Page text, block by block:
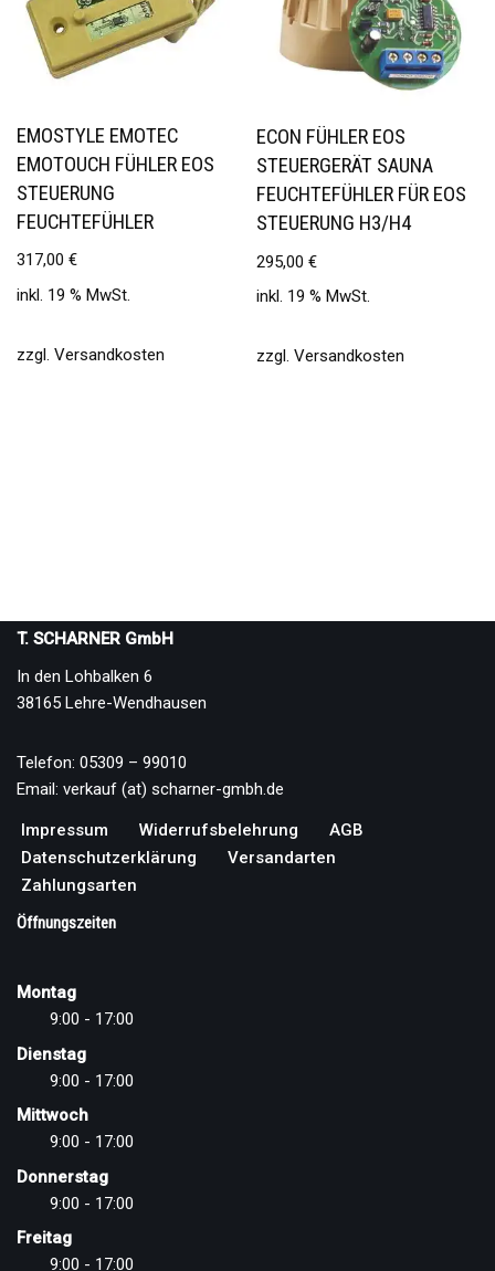
EMOSTYLE EMOTEC
EMOTOUCH FÜHLER EOS
STEUERUNG
FEUCHTEFÜHLER
317,00 €
inkl. 19 % MwSt.
zzgl. Versandkosten
ECON FÜHLER EOS
STEUERGERÄT SAUNA
FEUCHTEFÜHLER FÜR EOS
STEUERUNG H3/H4
295,00€
inkl. 19 % MwSt.
zzgl.Versandkosten
T. SCHARNER GmbH
In den Lohbalken 6
38165 Lehre-Wendhausen
Telefon: 05309 – 99010
Email: verkauf (at) scharner-gmbh.de
Impressum Widerrufsbelehrung
AGB
Datenschutzerklärung
Versandarten
Zahlungsarten
Öffnungszeiten
Montag
9:00 - 17:00
Dienstag
9:00 - 17:00
Mittwoch
9:00 - 17:00
Donnerstag
9:00 - 17:00
Freitag
9:00 - 17:00